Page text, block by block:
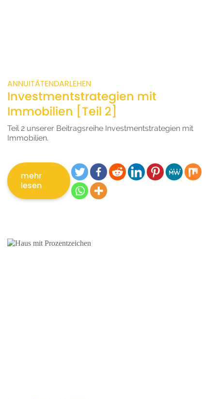
ANNUITÄTENDARLEHEN
Investmentstrategien mit
Immobilien [Teil 2]
Teil 2 unserer Beitragsreihe Investmentstrategien mit
Immobilien.
mehr
lesen